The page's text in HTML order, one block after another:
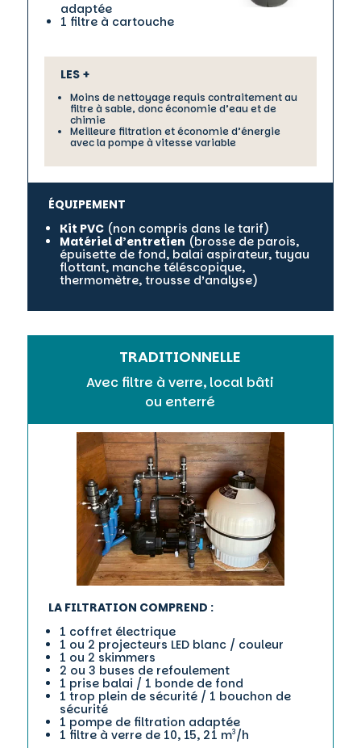
adaptée
1 filtre à cartouche
LES +
Moins de nettoyage requis contraitement au
filtre à sable, donc économie d’eau et de
chimie
Meilleure filtration et économie d’énergie
avec la pompe à vitesse variable
ÉQUIPEMENT
Kit PVC(non compris dans le tarif)
Matériel d’entretien (brosse de parois,
épuisette de fond, balai aspirateur, tuyau
flottant, manche téléscopique,
thermomètre, trousse d’analyse)
TRADITIONNELLE
Avec filtre à verre, local bâti
ou enterré
LA FILTRATION COMPREND :
1 coffret électrique
1 ou 2 projecteurs LED blanc / couleur
1 ou 2 skimmers
2 ou 3 buses de refoulement
1 prise balai / 1 bonde de fond
1 trop plein de sécurité / 1 bouchon de
sécurité
1 pompe de filtration adaptée
1 filtre à verre de 10, 15, 21 m3/h